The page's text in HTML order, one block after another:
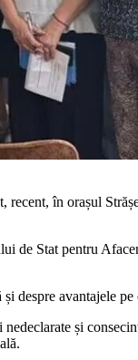
în orașul
de Stat pentru
despre avantajele pe
și